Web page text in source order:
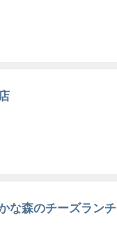
な森のチーズランチ